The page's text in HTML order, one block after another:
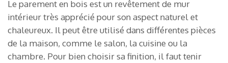
Le parement en bois est un revêtement de mur
intérieur très apprécié pour son aspect naturel et
chaleureux. Il peut être utilisé dans différentes pièces
de la maison, comme le salon, la cuisine ou la
chambre. Pour bien choisir sa finition, il faut tenir